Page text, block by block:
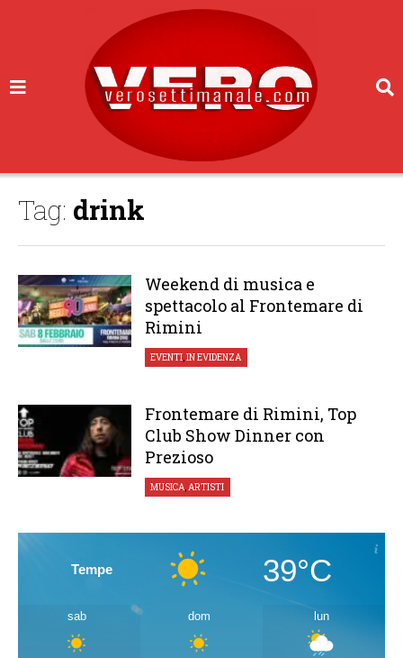
Tag: drink
Weekend di musica e
spettacolo al Frontemare di
Rimini
EVENTI,IN EVIDENZA
Frontemare di Rimini, Top
Club Show Dinner con
Prezioso
MUSICA,ARTISTI
Tempe 39°C
sab dom lun